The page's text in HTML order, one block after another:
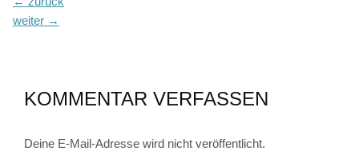
weiter →
KOMMENTAR VERFASSEN
Deine E-Mail-Adresse wird nicht veröffentlicht.